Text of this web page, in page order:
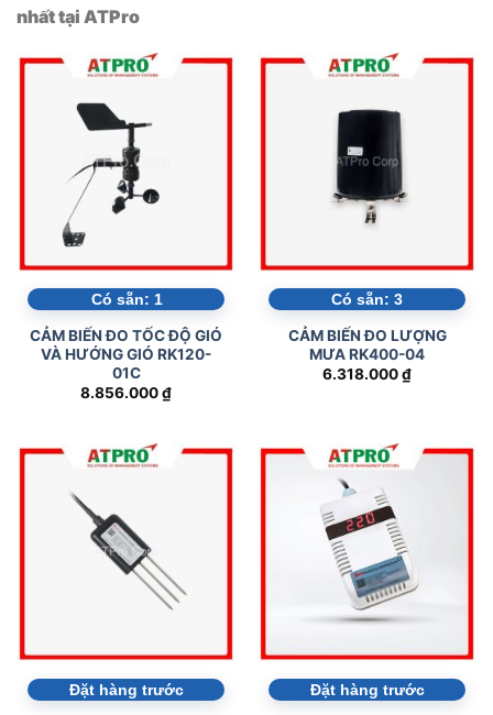
nhất tại ATPro
Có sẵn: 1
CẢM BIẾN ĐO TỐC ĐỘ GIÓ
VÀ HƯỚNG GIÓ RK120-
01C
8.856.000₫
Có sẵn: 3
CẢM BIẾN ĐO LƯỢNG
MƯA RK400-04
6.318.000₫
Đặt hàng trước Đặt hàng trước